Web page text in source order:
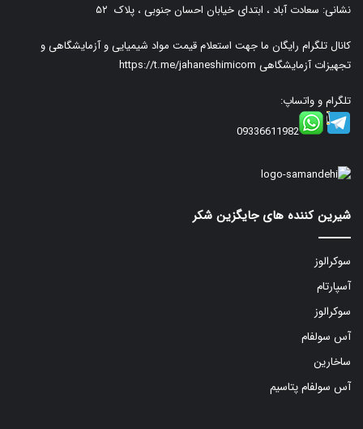
نشانی: سعادت آباد ، ابتدای خیابان احسان جنوبی ، پلاک ۵۲
کانال تلگرام رایگان ما جهت استعلام قیمت مواد شیمیایی و آزمایشگاهی و
تجهیزات آزمایشگاهی https://t.me/jahaneshimicom
تلگرام و واتساپ:
09336611982
شیرین کننده های جایگزین شکر
سوکرالوز
آسپارتام
سوکرالوز
آس سولفام
ساخارین
آس سولفام پتاسیم